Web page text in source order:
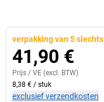
verpakking van 5 slechts
41,90 €
Prijs / VE (excl. BTW)
8,38 € / stuk
exclusief verzendkosten